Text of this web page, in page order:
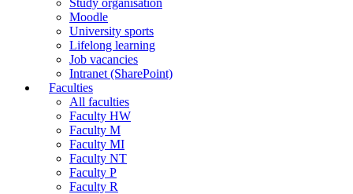
Study organisation
Moodle
University sports
Lifelong learning
Job vacancies
Intranet (SharePoint)
Faculties
All faculties
Faculty HW
Faculty M
Faculty MI
Faculty NT
Faculty P
Faculty R